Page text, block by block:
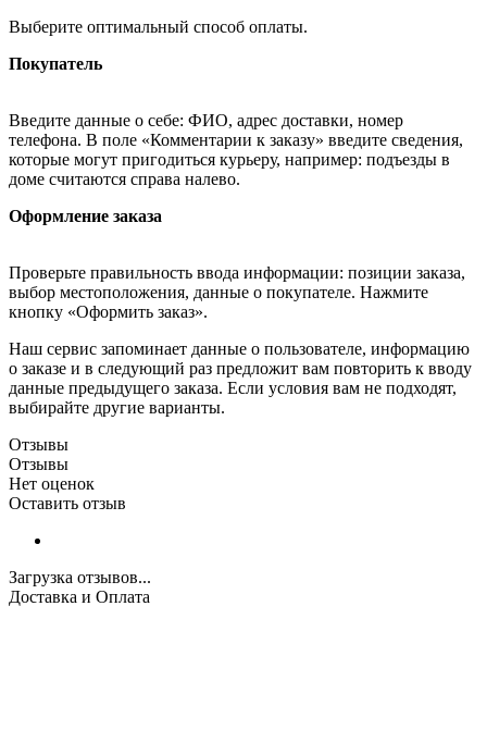
Выберите оптимальный способ оплаты.
Покупатель
Введите данные о себе: ФИО, адрес доставки, номер
телефона. В поле «Комментарии к заказу» введите сведения,
которые могут пригодиться курьеру, например: подъезды в
доме считаются справа налево.
Оформление заказа
Проверьте правильность ввода информации: позиции заказа,
выбор местоположения, данные о покупателе. Нажмите
кнопку «Оформить заказ».
Наш сервис запоминает данные о пользователе, информацию
о заказе и в следующий раз предложит вам повторить к вводу
данные предыдущего заказа. Если условия вам не подходят,
выбирайте другие варианты.
Отзывы
Отзывы
Нет оценок
Оставить отзыв
Загрузка отзывов...
Доставка и Оплата